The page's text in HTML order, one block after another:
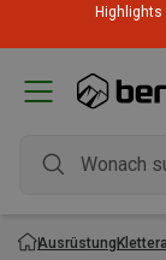
Ausrüstung